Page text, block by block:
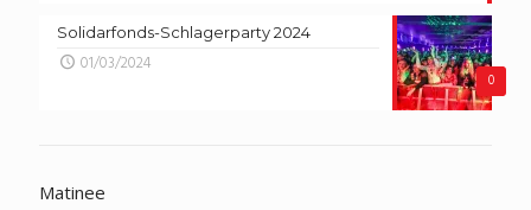
0
Solidarfonds-Schlagerparty 2024
01/03/2024
Matinee